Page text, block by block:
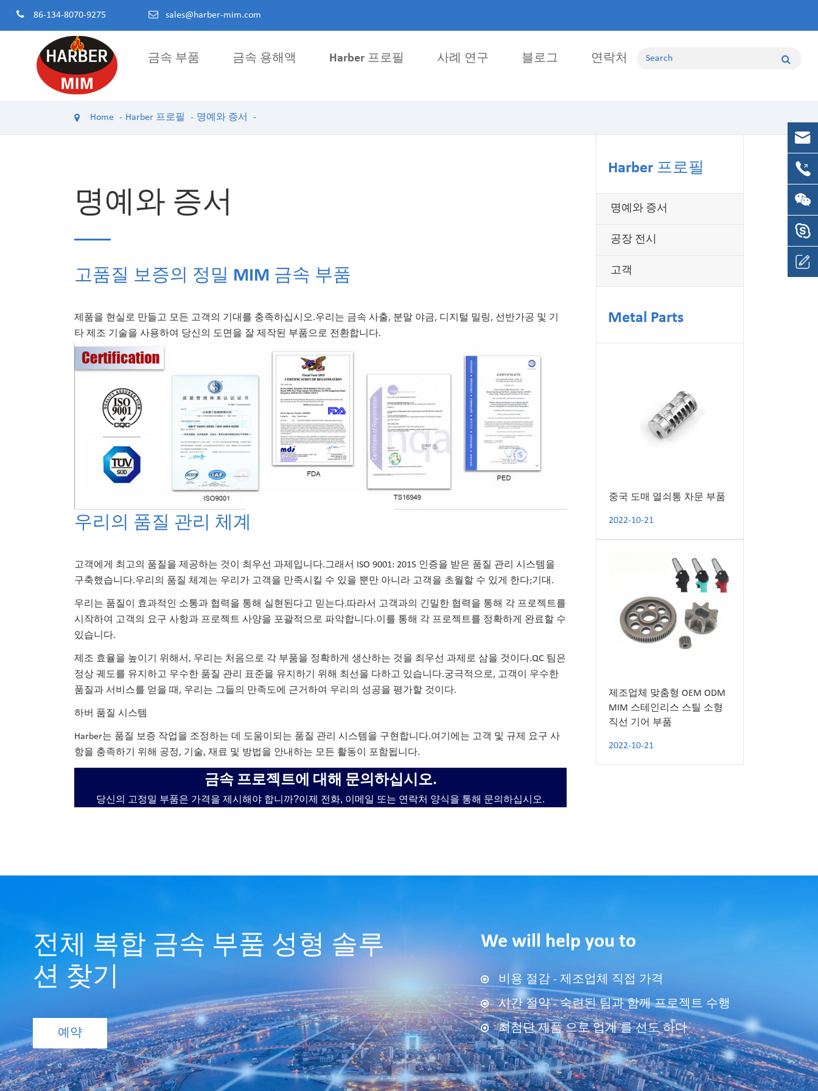
86-134-8070-9275 sales@harber-mim.com
금속 부품
분말 철물 부품
분말 금속 기어
금속 용해액 Harber 프로필 사례 연구 블로그 연락처
Home Harber 프로필 명예와 증서
명예와 증서
고품질 보증의 정밀 MIM 금속 부품
제품을 현실로 만들고 모든 고객의 기대를 충족하십시오.우리는 금속 사출, 분말 야금, 디지털 밀링, 선반가공 및 기
타 제조 기술을 사용하여 당신의 도면을 잘 제작된 부품으로 전환합니다.
우리의 품질 관리 체계
고객에게 최고의 품질을 제공하는 것이 최우선 과제입니다.그래서 ISO 9001: 2015 인증을 받은 품질 관리 시스템을
구축했습니다.우리의 품질 체계는 우리가 고객을 만족시킬 수 있을 뿐만 아니라 고객을 초월할 수 있게 한다;기대.
우리는 품질이 효과적인 소통과 협력을 통해 실현된다고 믿는다.따라서 고객과의 긴밀한 협력을 통해 각 프로젝트를
시작하여 고객의 요구 사항과 프로젝트 사양을 포괄적으로 파악합니다.이를 통해 각 프로젝트를 정확하게 완료할 수
있습니다.
제조 효율을 높이기 위해서, 우리는 처음으로 각 부품을 정확하게 생산하는 것을 최우선 과제로 삼을 것이다.QC 팀은
정상 궤도를 유지하고 우수한 품질 관리 표준을 유지하기 위해 최선을 다하고 있습니다.궁극적으로, 고객이 우수한
품질과 서비스를 얻을 때, 우리는 그들의 만족도에 근거하여 우리의 성공을 평가할 것이다.
하버 품질 시스템
Harber는 품질 보증 작업을 조정하는 데 도움이되는 품질 관리 시스템을 구현합니다.여기에는 고객 및 규제 요구 사
항을 충족하기 위해 공정, 기술, 재료 및 방법을 안내하는 모든 활동이 포함됩니다.
금속 프로젝트에 대해 문의하십시오.
당신의 고정밀 부품은 가격을 제시해야 합니까?이제 전화, 이메일 또는 연락처 양식을 통해 문의하십시오.
Harber 프로필
명예와 증서
공장 전시
고객
Metal Parts
중국 도매 열쇠통 차문 부품
2022-10-21
제조업체 맞춤형 OEM ODM
MIM 스테인리스 스틸 소형
직선 기어 부품
2022-10-21
전체 복합 금속 부품 성형 솔루
션 찾기
예약
We will help you to
비용 절감 - 제조업체 직접 가격
시간 절약 - 숙련된 팀과 함께 프로젝트 수행
최첨단 제품 으로 업계 를 선도 하다